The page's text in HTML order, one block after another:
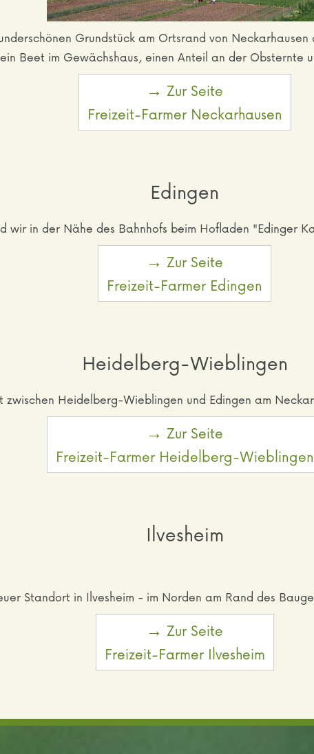
Grundstück am Ortsrand von
Beet im Gewächshaus, einen Anteil an der Obsternte
→ Zur Seite
Freizeit-Farmer Neckarhausen
Edingen
wir in der Nähe des Bahnhofs beim Hofladen "Edinger
→ Zur Seite
Freizeit-Farmer Edingen
Heidelberg-Wieblingen
zwischen Heidelberg-Wieblingen und Edingen am
→ Zur Seite
Freizeit-Farmer Heidelberg-Wieblingen
Ilvesheim
Standort in Ilvesheim - im Norden am Rand des
→ Zur Seite
Freizeit-Farmer Ilvesheim